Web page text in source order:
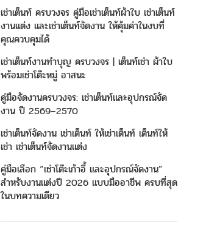
เช่าเต็นท์ ครบวงจร คู่มือเช่าเต็นท์ผ้าใบ เช่าเต็นท์
งานแต่ง และเช่าเต็นท์จัดงาน ให้คุ้มค่าในงบที่
คุณควบคุมได้
เช่าเต็นท์งานทำบุญ ครบวงจร | เต็นท์เช่า ผ้าใบ
พร้อมเช่าโต๊ะหมู่ อาสนะ
คู่มือจัดงานครบวงจร: เช่าเต็นท์และอุปกรณ์จัด
งาน ปี 2569–2570
เช่าเต็นท์จัดงาน เช่าเต็นท์ ให้เช่าเต็นท์ เต็นท์ให้
เช่า เช่าเต็นท์จัดงานแต่ง
คู่มือเลือก “เช่าโต๊ะเก้าอี้ และอุปกรณ์จัดงาน”
สำหรับงานแต่งปี 2026 แบบมืออาชีพ ครบที่สุด
ในบทความเดียว